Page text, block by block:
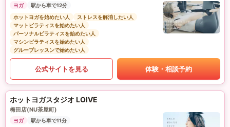
ヨガ
駅から車で12分
ホットヨガを始めたい人
ストレスを解消したい人
マットピラティスを始めたい人
パーソナルピラティスを始めたい人
マシンピラティスを始めたい人
グループレッスンで始めたい人
公式サイトを見る 体験・相談予約
ホットヨガスタジオ LOIVE
梅田店(NU茶屋町)
ヨガ
駅から車で11分